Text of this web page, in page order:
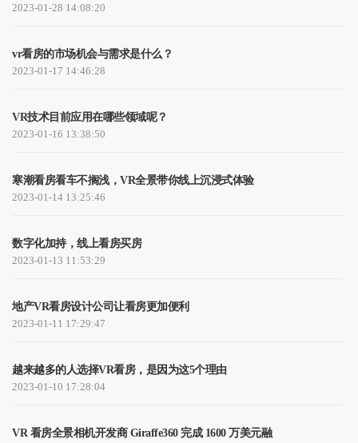
2023-01-28 14:08:20
vr看房的市场机会与需求是什么？
2023-01-17 14:46:28
VR技术目前应用在哪些领域呢？
2023-01-16 13:38:50
寒潮看房看车不搁浅，VR全景带你线上沉浸式体验
2023-01-14 13:25:46
数字化加持，线上看房买房
2023-01-13 11:53:29
地产VR看房设计公司让看房更加便利
2023-01-11 17:29:47
越来越多的人选择VR看房，是因为这5个理由
2023-01-10 17:28:04
VR 看房全景相机开发商 Giraffe360 完成 1600 万美元融